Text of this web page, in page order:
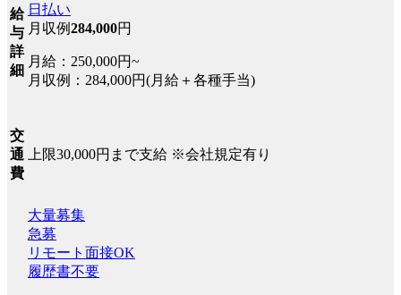
給
与
詳
細
日払い
月収例284,000円
月給：250,000円~
月収例：284,000円(月給＋各種手当)
交
通
費
上限30,000円まで支給 ※会社規定有り
大量募集
急募
リモート面接OK
履歴書不要